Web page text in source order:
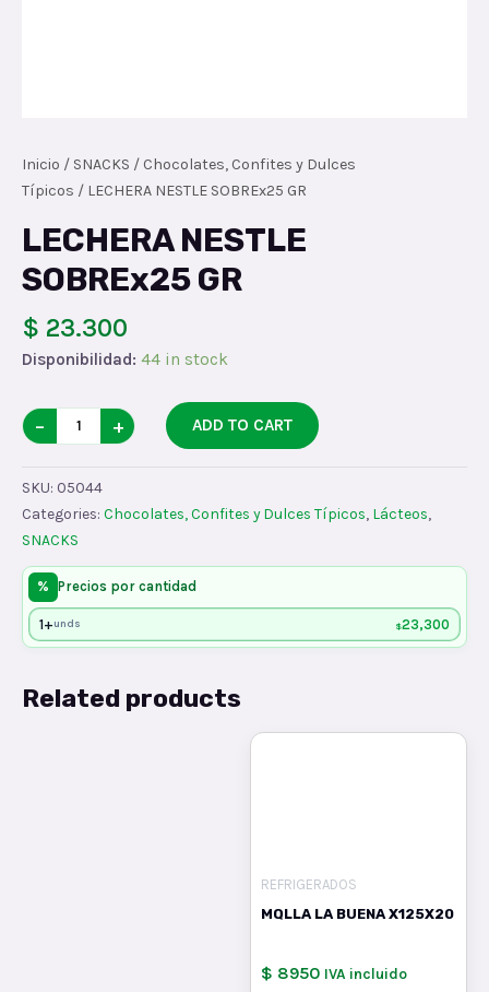
Inicio / SNACKS / Chocolates, Confites y Dulces
Típicos / LECHERA NESTLE SOBREx25 GR
LECHERA NESTLE
SOBREx25 GR
$ 23.300
Disponibilidad: 44 in stock
LECHERA
NESTLE
SOBREx25
GR
quantity
− + ADD TO CART
SKU: 05044
Categories: Chocolates, Confites y Dulces Típicos, Lácteos,
SNACKS
% Precios por cantidad
1+unds $23,300
Related products
REFRIGERADOS
MQLLA LA BUENA X125X20
$ 8950 IVA incluido